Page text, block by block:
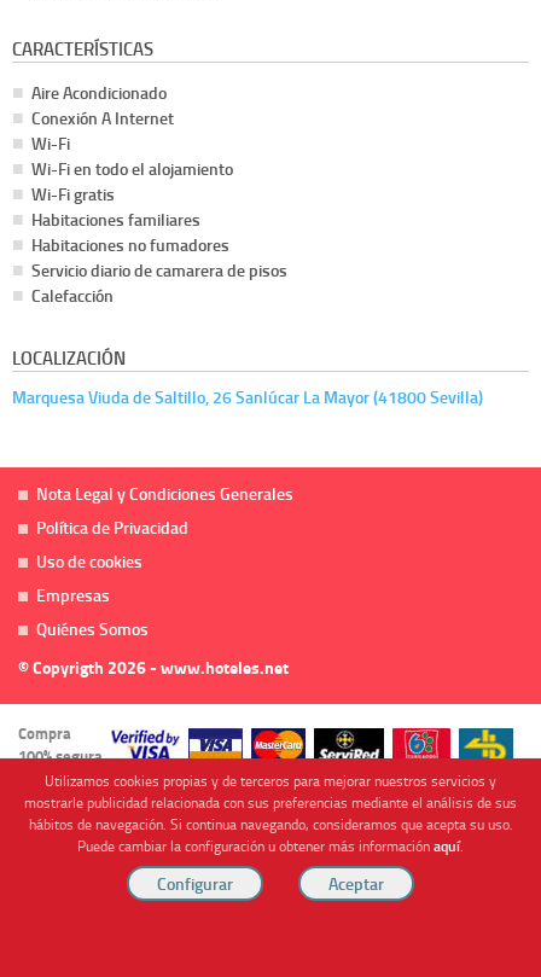
CARACTERÍSTICAS
Aire Acondicionado
Conexión A Internet
Wi-Fi
Wi-Fi en todo el alojamiento
Wi-Fi gratis
Habitaciones familiares
Habitaciones no fumadores
Servicio diario de camarera de pisos
Calefacción
LOCALIZACIÓN
Marquesa Viuda de Saltillo, 26 Sanlúcar La Mayor (41800 Sevilla)
Nota Legal y Condiciones Generales
Política de Privacidad
Uso de cookies
Empresas
Quiénes Somos
© Copyrigth 2026 - www.hoteles.net
Compra
100% segura
Cofinanciado por
Utilizamos cookies propias y de terceros para mejorar nuestros servicios y
mostrarle publicidad relacionada con sus preferencias mediante el análisis de sus
hábitos de navegación. Si continua navegando, consideramos que acepta su uso.
Puede cambiar la configuración u obtener más informaciónaquí.